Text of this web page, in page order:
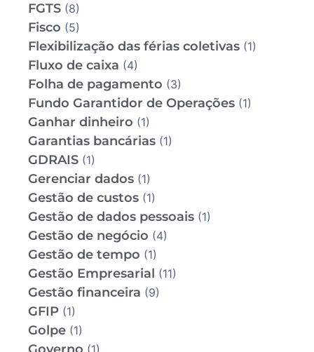
FGTS (8)
Fisco (5)
Flexibilização das férias coletivas (1)
Fluxo de caixa (4)
Folha de pagamento (3)
Fundo Garantidor de Operações (1)
Ganhar dinheiro (1)
Garantias bancárias (1)
GDRAIS (1)
Gerenciar dados (1)
Gestão de custos (1)
Gestão de dados pessoais (1)
Gestão de negócio (4)
Gestão de tempo (1)
Gestão Empresarial (11)
Gestão financeira (9)
GFIP (1)
Golpe (1)